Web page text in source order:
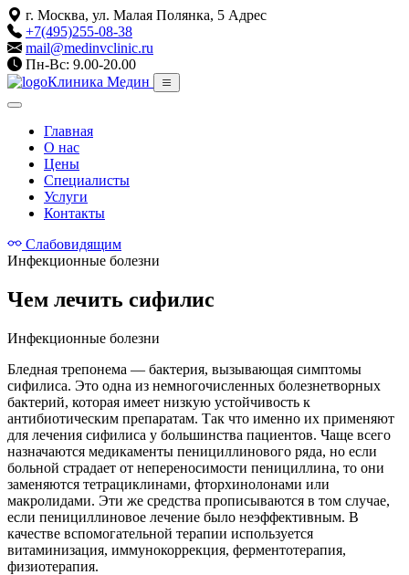
г. Москва, ул. Малая Полянка, 5 Адрес
+7(495)255-08-38
mail@medinvclinic.ru
Пн-Вс: 9.00-20.00
Клиника Медин
Главная
О нас
Цены
Специалисты
Услуги
Контакты
Слабовидящим
Инфекционные болезни
Чем лечить сифилис
Инфекционные болезни
Бледная трепонема — бактерия, вызывающая симптомы
сифилиса. Это одна из немногочисленных болезнетворных
бактерий, которая имеет низкую устойчивость к
антибиотическим препаратам. Так что именно их применяют
для лечения сифилиса у большинства пациентов. Чаще всего
назначаются медикаменты пенициллинового ряда, но если
больной страдает от непереносимости пенициллина, то они
заменяются тетрациклинами, фторхинолонами или
макролидами. Эти же средства прописываются в том случае,
если пенициллиновое лечение было неэффективным. В
качестве вспомогательной терапии используется
витаминизация, иммунокоррекция, ферментотерапия,
физиотерапия.